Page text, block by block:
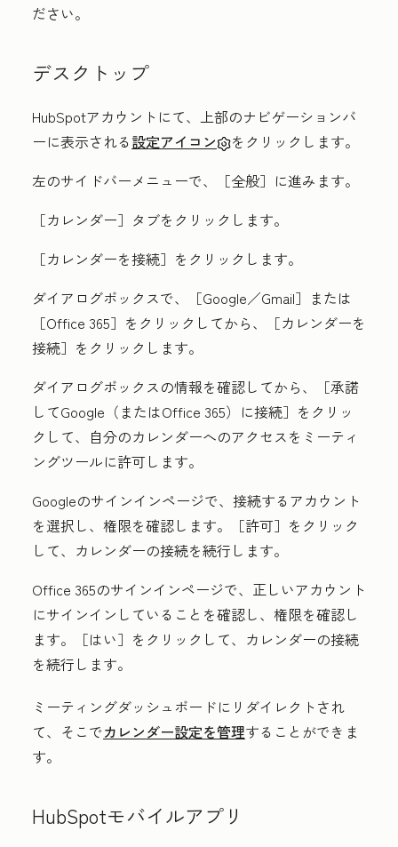
ださい。
デスクトップ
HubSpotアカウントにて、上部のナビゲーションバ
ーに表示される設定アイコン
をクリックします。
左のサイドバーメニューで、［全般］ に進みます。
［カレンダー］ タブをクリックします。
［カレンダーを接続］ をクリックします。
ダイアログボックスで、［Google／Gmail］ または
［Office 365］ をクリックしてから、［カレンダーを
接続］ をクリックします。
ダイアログボックスの情報を確認してから、
［承諾
してGoogle（またはOffice 365）に接続］ をクリッ
クして、自分のカレンダーへのアクセスをミーティ
ングツールに許可します。
Googleのサインインページで、接続するアカウント
を選択し、権限を確認します。［許可］ をクリック
して、カレンダーの接続を続行します。
Office 365のサインインページで、正しいアカウント
にサインインしていることを確認し、権限を確認し
ます。［はい］ をクリックして、カレンダーの接続
を続行します。
ミーティングダッシュボードにリダイレクトされ
て、そこでカレンダー設定を管理することができま
す。
HubSpotモバイルアプリ